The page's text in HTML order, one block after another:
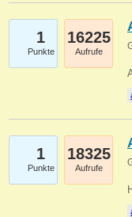
1
Punkte
16225
Aufrufe
1
Punkte
18325
Aufrufe